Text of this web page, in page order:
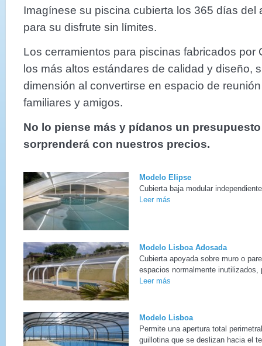
Imagínese su piscina cubierta los 365 días del
para su disfrute sin límites.
Los cerramientos para piscinas fabricados por
los más altos estándares de calidad y diseño,
dimensión al convertirse en espacio de
familiares y amigos.
No lo piense más y pídanos un
sorprenderá con nuestros precios.
Modelo Elipse
Cubierta baja modular
Leer más
Modelo Lisboa Adosada
Cubierta apoyada sobre muro o
espacios normalmente
Leer más
Modelo Lisboa
Permite una apertura total
guillotina que se deslizan hacia el